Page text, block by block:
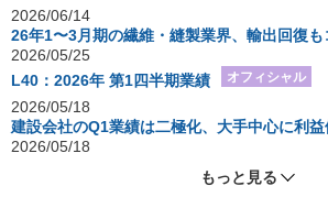
2026/06/14
26年1〜3月期の繊維・縫製業界、輸出回復
2026/05/25
L40：2026年 第1四半期業績
オフィシャル
2026/05/18
建設会社のQ1業績は二極化、大手中心に利
2026/05/18
もっと見る